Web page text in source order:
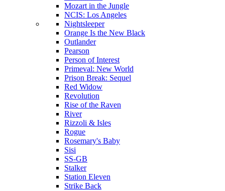
Mozart in the Jungle
NCIS: Los Angeles
Nightsleeper
Orange Is the New Black
Outlander
Pearson
Person of Interest
Primeval: New World
Prison Break: Sequel
Red Widow
Revolution
Rise of the Raven
River
Rizzoli & Isles
Rogue
Rosemary's Baby
Sisi
SS-GB
Stalker
Station Eleven
Strike Back